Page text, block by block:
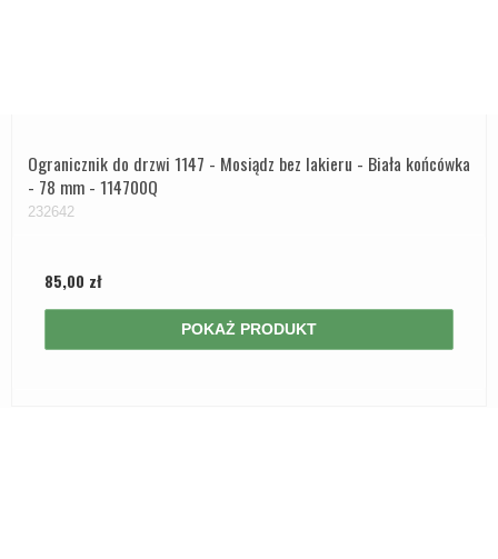
Ogranicznik do drzwi 1147 - Mosiądz bez lakieru - Biała końcówka
- 78 mm - 114700Q
232642
85,00 zł
POKAŻ PRODUKT